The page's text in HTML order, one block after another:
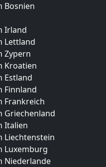
Bosnien
Irland
Lettland
Zypern
Kroatien
Estland
Finnland
Frankreich
Griechenland
Italien
Liechtenstein
Luxemburg
Niederlande